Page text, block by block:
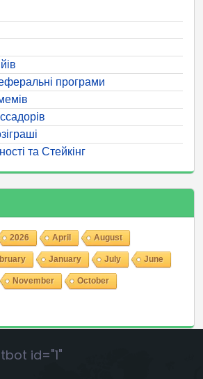
програми
та Стейкінг
2026 April August
January July June
November October
id="1"